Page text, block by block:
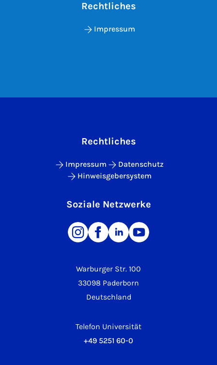
Rechtliches
Impressum
Warburger Str. 100
33098 Paderborn
Deutschland
Telefon Universität
+49 5251 60-0
Rechtliches
Impressum
Datenschutz
Hinweisgebersystem
Soziale Netzwerke